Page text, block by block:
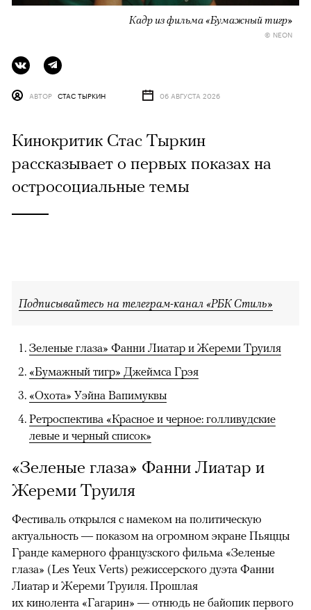
Кадр из фильма «Бумажный тигр»
© NEON
АВТОР СТАС ТЫРКИН 06 АВГУСТА 2026
Кинокритик Стас Тыркин
рассказывает о первых показах на
остросоциальные темы
Подписывайтесь на телеграм-канал «РБК Стиль»
Зеленые глаза» Фанни Лиатар и Жереми Труиля
«Бумажный тигр» Джеймса Грэя
«Охота» Уэйна Вапимуквы
Ретроспектива «Красное и черное: голливудские
левые и черный список»
«Зеленые глаза» Фанни Лиатар и
Жереми Труиля
Фестиваль открылся с намеком на политическую
актуальность — показом на огромном экране Пьяццы
Гранде камерного французского фильма «Зеленые
глаза» (Les Yeux Verts) режиссерского дуэта Фанни
Лиатар и Жереми Труиля. Прошлая
их кинолента «Гагарин» — отнюдь не байопик первого